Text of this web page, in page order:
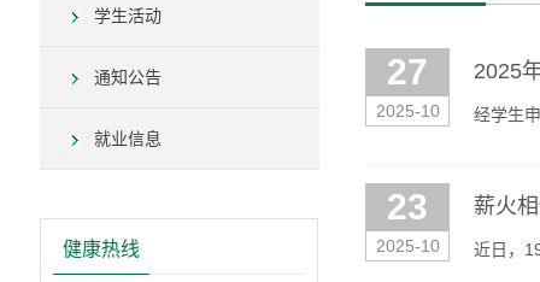
学生活动
通知公告
就业信息
健康热线
27
2025-10
2025
经学生
23
2025-10
薪火
近日，